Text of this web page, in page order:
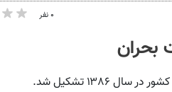
۰ نفر
بحران
۱۳۸۶ تشکیل شد.